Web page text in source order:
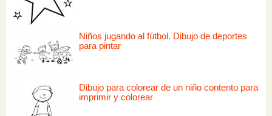
Niños jugando al fútbol. Dibujo de deportes
para pintar
Dibujo para colorear de un niño contento para
imprimir y colorear